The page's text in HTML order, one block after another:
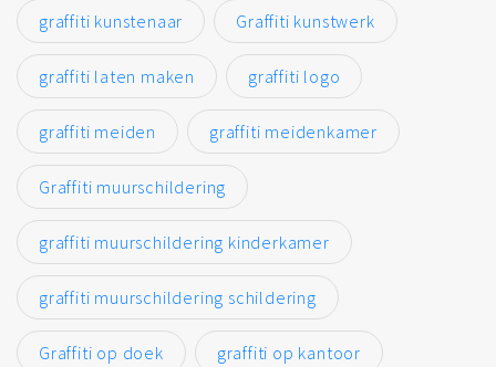
graffiti kunstenaar Graffiti kunstwerk
graffiti laten maken graffiti logo
graffiti meiden graffiti meidenkamer
Graffiti muurschildering
graffiti muurschildering kinderkamer
graffiti muurschildering schildering
Graffiti op doek graffiti op kantoor